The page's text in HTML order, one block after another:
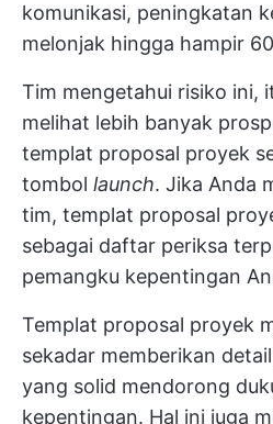
komunikasi, peningkatan
melonjak hingga hampir
Tim mengetahui risiko ini,
melihat lebih banyak
templat proposal proyek
tombol launch. Jika Anda
tim, templat proposal
sebagai daftar periksa
pemangku kepentingan
Templat proposal proyek
sekadar memberikan
yang solid mendorong
kepentingan. Hal ini juga